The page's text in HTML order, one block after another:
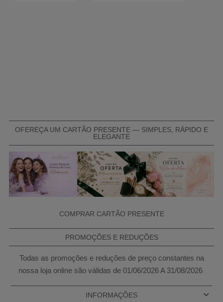
OFEREÇA UM CARTÃO PRESENTE — SIMPLES, RÁPIDO E
ELEGANTE
COMPRAR CARTÃO PRESENTE
PROMOÇÕES E REDUÇÕES
Todas as promoções e reduções de preço constantes na
nossa loja online são válidas de 01/06/2026 A 31/08/2026
INFORMAÇÕES